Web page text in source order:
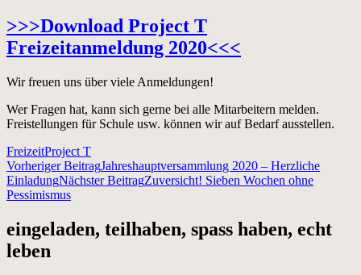
>>>Download Project T
Freizeitanmeldung 2020<<<
Wir freuen uns über viele Anmeldungen!
Wer Fragen hat, kann sich gerne bei alle Mitarbeitern melden.
Freistellungen für Schule usw. können wir auf Bedarf ausstellen.
FreizeitProject T
Beitragsnavigation
Vorheriger BeitragJahreshauptversammlung 2020 – Herzliche
EinladungNächster BeitragZuversicht! Sieben Wochen ohne
Pessimismus
eingeladen, teilhaben, spass haben, echt
leben